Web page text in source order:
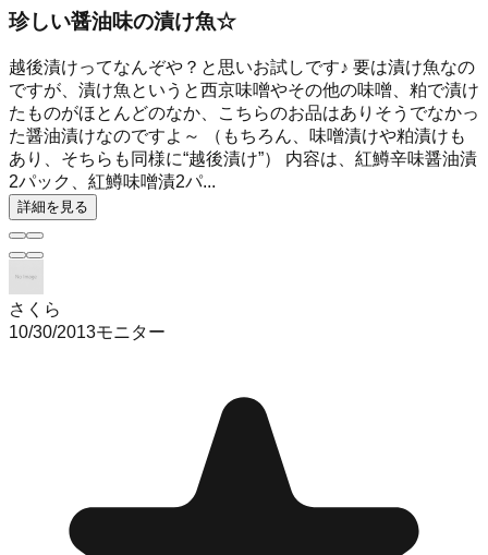
珍しい醤油味の漬け魚☆
越後漬けってなんぞや？と思いお試しです♪ 要は漬け魚なの
ですが、漬け魚というと西京味噌やその他の味噌、粕で漬け
たものがほとんどのなか、こちらのお品はありそうでなかっ
た醤油漬けなのですよ～ （もちろん、味噌漬けや粕漬けも
あり、そちらも同様に“越後漬け”） 内容は、紅鱒辛味醤油漬
2パック、紅鱒味噌漬2パ...
詳細を見る
さくら
10/30/2013モニター